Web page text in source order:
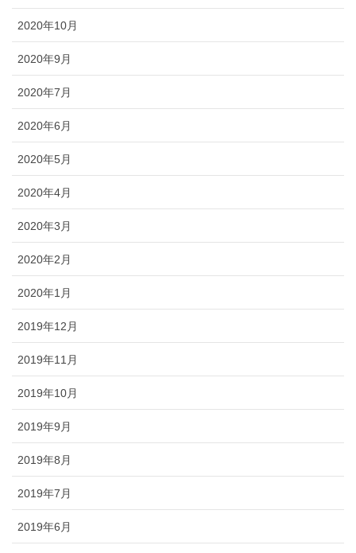
2020年10月
2020年9月
2020年7月
2020年6月
2020年5月
2020年4月
2020年3月
2020年2月
2020年1月
2019年12月
2019年11月
2019年10月
2019年9月
2019年8月
2019年7月
2019年6月